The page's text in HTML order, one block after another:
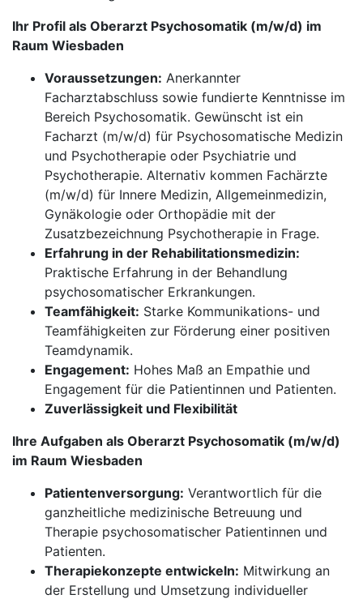
Ihr Profil als Oberarzt Psychosomatik (m/w/d) im
Raum Wiesbaden
Voraussetzungen: Anerkannter
Facharztabschluss sowie fundierte Kenntnisse im
Bereich Psychosomatik. Gewünscht ist ein
Facharzt (m/w/d) für Psychosomatische Medizin
und Psychotherapie oder Psychiatrie und
Psychotherapie. Alternativ kommen Fachärzte
(m/w/d) für Innere Medizin, Allgemeinmedizin,
Gynäkologie oder Orthopädie mit der
Zusatzbezeichnung Psychotherapie in Frage.
Erfahrung in der Rehabilitationsmedizin:
Praktische Erfahrung in der Behandlung
psychosomatischer Erkrankungen.
Teamfähigkeit: Starke Kommunikations- und
Teamfähigkeiten zur Förderung einer positiven
Teamdynamik.
Engagement: Hohes Maß an Empathie und
Engagement für die Patientinnen und Patienten.
Zuverlässigkeit und Flexibilität
Ihre Aufgaben als Oberarzt Psychosomatik (m/w/d)
im Raum Wiesbaden
Patientenversorgung: Verantwortlich für die
ganzheitliche medizinische Betreuung und
Therapie psychosomatischer Patientinnen und
Patienten.
Therapiekonzepte entwickeln: Mitwirkung an
der Erstellung und Umsetzung individueller